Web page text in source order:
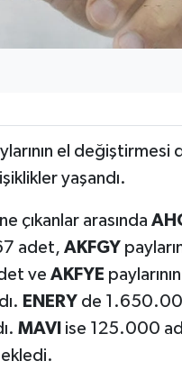
el
yaşandı.
çıkanlar arasında
adet, AKFGY
ve AKFYE
ENERYde
MAVI ise 125.000